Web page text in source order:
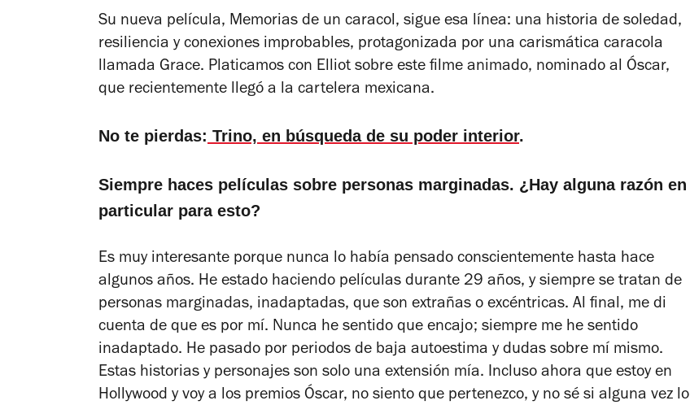
Su nueva película, Memorias de un caracol, sigue esa línea: una historia de soledad,
resiliencia y conexiones improbables, protagonizada por una carismática caracola
llamada Grace. Platicamos con Elliot sobre este filme animado, nominado al Óscar,
que recientemente llegó a la cartelera mexicana.
No te pierdas: Trino, en búsqueda de su poder interior.
Siempre haces películas sobre personas marginadas. ¿Hay alguna razón en
particular para esto?
Es muy interesante porque nunca lo había pensado conscientemente hasta hace
algunos años. He estado haciendo películas durante 29 años, y siempre se tratan de
personas marginadas, inadaptadas, que son extrañas o excéntricas. Al final, me di
cuenta de que es por mí. Nunca he sentido que encajo; siempre me he sentido
inadaptado. He pasado por periodos de baja autoestima y dudas sobre mí mismo.
Estas historias y personajes son solo una extensión mía. Incluso ahora que estoy en
Hollywood y voy a los premios Óscar, no siento que pertenezco, y no sé si alguna vez lo